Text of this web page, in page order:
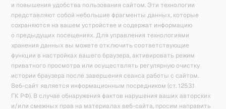
и повышения удобства пользования сайтом. Эти технологии
представляют собой небольшие фрагменты данных, которые
сохраняются на вашем устройстве и содержат информацию
о предыдущих посещениях. Для управления технологиями
хранения данных вы можете отключить соответствующие
функции в настройках вашего браузера, активировать режим
приватного просмотра или осуществлять регулярную очистку
истории браузера после завершения сеанса работы с сайтом.
Веб-сайт является информационным посредником (ст. 1253.1
ГК РФ). В случае обнаружения фактов нарушения ваших авторских
и/или смежных прав на материалах веб-сайта, просим направить